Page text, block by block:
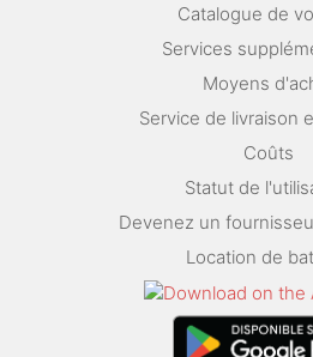
Catalogue de
Services
Moyens
Service de livraison
Coûts
Statut de
Devenez un
Location de